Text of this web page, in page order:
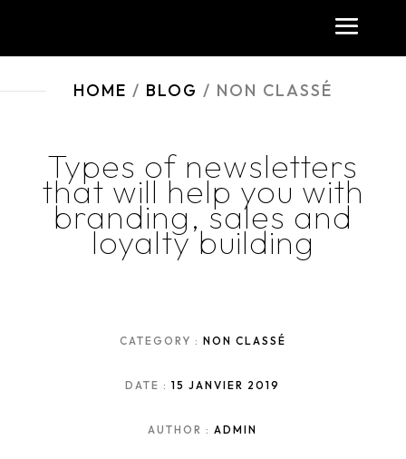
HOME / BLOG / NON CLASSÉ
Types of newsletters
that will help you with
branding, sales and
loyalty building
CATEGORY : NON CLASSÉ
DATE :15 JANVIER 2019
AUTHOR :ADMIN